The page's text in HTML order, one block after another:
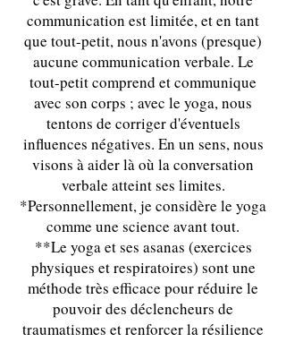
communication est limitée, et en tant
que tout-petit, nous n'avons (presque)
aucune communication verbale. Le
tout-petit comprend et communique
avec son corps ; avec le yoga, nous
tentons de corriger d'éventuels
influences négatives. En un sens, nous
visons à aider là où la conversation
verbale atteint ses limites.
*Personnellement, je considère le yoga
comme une science avant tout.
**Le yoga et ses asanas (exercices
physiques et respiratoires) sont une
méthode très efficace pour réduire le
pouvoir des déclencheurs de
traumatismes et renforcer la résilience